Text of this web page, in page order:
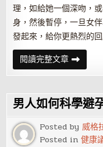
理，如給她一個深吻，
身，然後暫停，一旦女
發起來，給你更熱烈的回
閱讀完整文章這
些
悄
話，
必
須
在
脫
光
之
男人如何科學避
Posted by威格
Posted in健康